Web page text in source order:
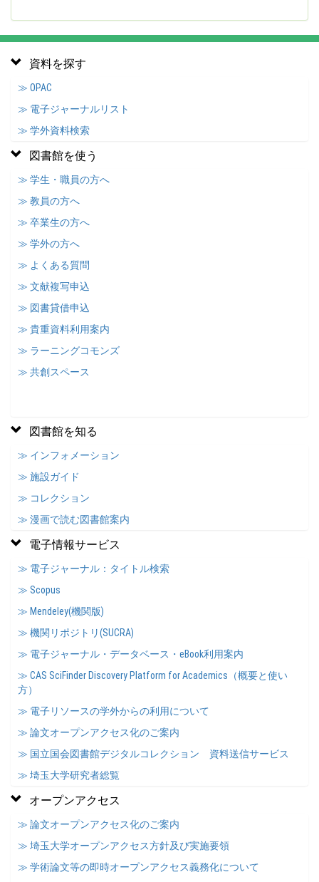
資料を探す
≫ OPAC
≫ 電子ジャーナルリスト
≫ 学外資料検索
図書館を使う
≫ 学生・職員の方へ
≫ 教員の方へ
≫ 卒業生の方へ
≫ 学外の方へ
≫ よくある質問
≫ 文献複写申込
≫ 図書貸借申込
≫ 貴重資料利用案内
≫ ラーニングコモンズ
≫ 共創スペース
図書館を知る
≫ インフォメーション
≫ 施設ガイド
≫ コレクション
≫ 漫画で読む図書館案内
電子情報サービス
≫ 電子ジャーナル：タイトル検索
≫ Scopus
≫ Mendeley(機関版)
≫ 機関リポジトリ(SUCRA)
≫ 電子ジャーナル・データベース・eBook利用案内
≫ CAS SciFinder Discovery Platform for Academics（概要と使い
方）
≫ 電子リソースの学外からの利用について
≫ 論文オープンアクセス化のご案内
≫ 国立国会図書館デジタルコレクション 資料送信サービス
≫ 埼玉大学研究者総覧
オープンアクセス
≫ 論文オープンアクセス化のご案内
≫ 埼玉大学オープンアクセス方針及び実施要領
≫ 学術論文等の即時オープンアクセス義務化について